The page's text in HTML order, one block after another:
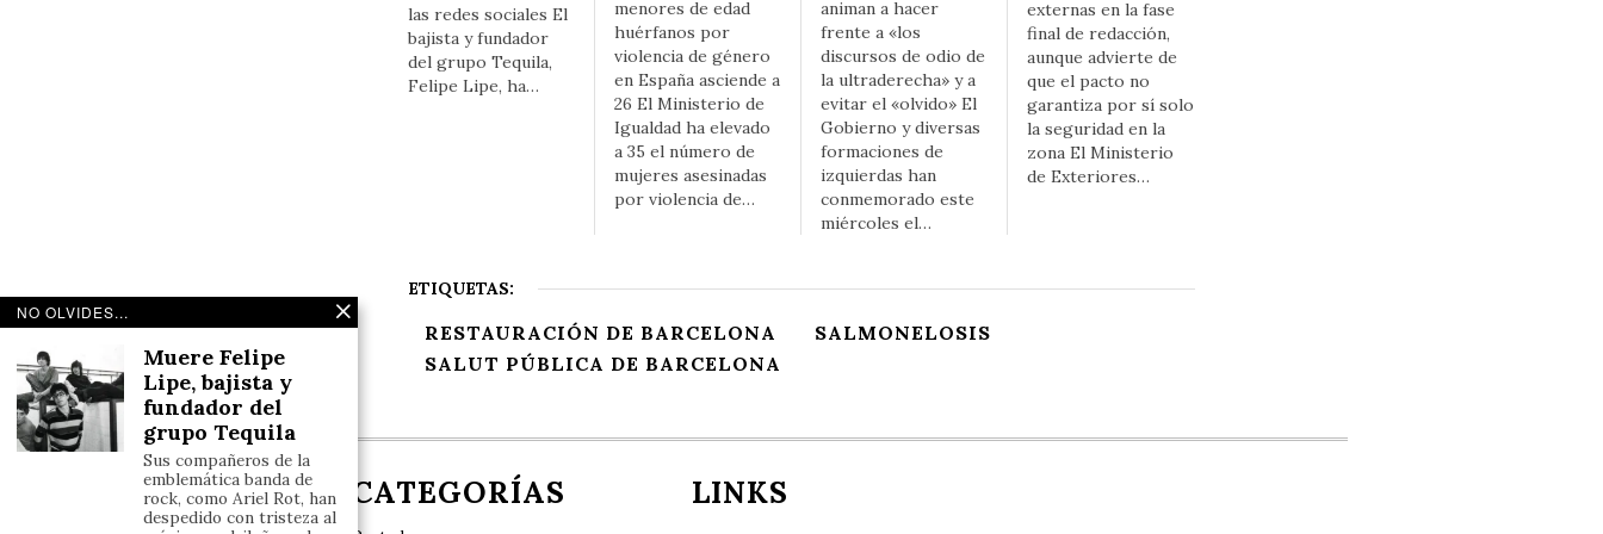
las redes sociales El
bajista y fundador
del grupo Tequila,
Felipe Lipe, ha…
menores de edad
huérfanos por
violencia de género
en España asciende a
26 El Ministerio de
Igualdad ha elevado
a 35 el número de
mujeres asesinadas
por violencia de…
animan a hacer
frente a «los
discursos de odio de
la ultraderecha» y a
evitar el «olvido» El
Gobierno y diversas
formaciones de
izquierdas han
conmemorado este
miércoles el…
externas en la fase
final de redacción,
aunque advierte de
que el pacto no
garantiza por sí solo
la seguridad en la
zona El Ministerio
de Exteriores…
ETIQUETAS:
RESTAURACIÓN DE BARCELONA
SALMONELOSIS
SALUT PÚBLICA DE BARCELONA
NOSOTROS CATEGORÍAS LINKS
NO OLVIDES...
Muere Felipe
Lipe, bajista y
fundador del
grupo Tequila
Sus compañeros de la
emblemática banda de
rock, como Ariel Rot, han
despedido con tristeza al